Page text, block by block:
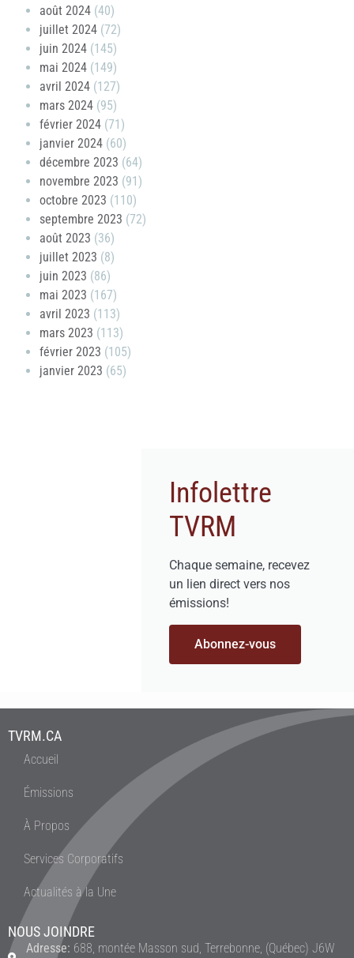
août 2024 (40)
juillet 2024 (72)
juin 2024 (145)
mai 2024 (149)
avril 2024 (127)
mars 2024 (95)
février 2024 (71)
janvier 2024 (60)
décembre 2023 (64)
novembre 2023 (91)
octobre 2023 (110)
septembre 2023 (72)
août 2023 (36)
juillet 2023 (8)
juin 2023 (86)
mai 2023 (167)
avril 2023 (113)
mars 2023 (113)
février 2023 (105)
janvier 2023 (65)
Infolettre
TVRM
Chaque semaine, recevez
un lien direct vers nos
émissions!
Abonnez-vous
TVRM.CA
Accueil
Émissions
À Propos
Services Corporatifs
Actualités à la Une
NOUS JOINDRE
Adresse: 688, montée Masson sud, Terrebonne, (Québec) J6W